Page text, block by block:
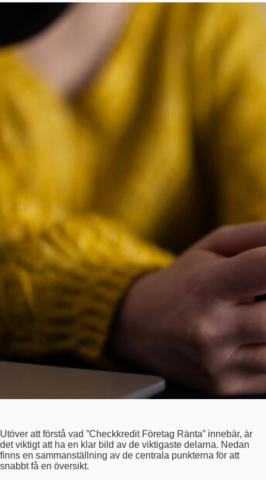
Utöver att förstå vad ”Checkkredit Företag Ränta” innebär, är
det viktigt att ha en klar bild av de viktigaste delarna. Nedan
finns en sammanställning av de centrala punkterna för att
snabbt få en översikt.